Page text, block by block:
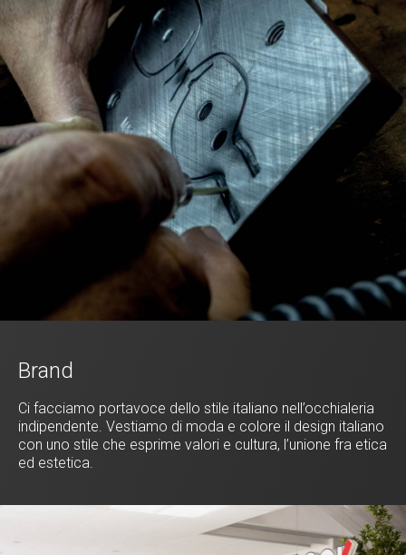
Brand
Ci facciamo portavoce dello stile italiano nell’occhialeria
indipendente. Vestiamo di moda e colore il design italiano
con uno stile che esprime valori e cultura, l’unione fra etica
ed estetica.